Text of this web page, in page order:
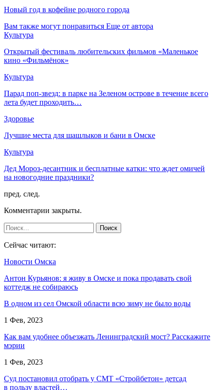
Новый год в кофейне родного города
Вам также могут понравиться Еще от автора
Культура
Открытый фестиваль любительских фильмов «Маленькое
кино «Фильмёнок»
Культура
Парад поп-звезд: в парке на Зеленом острове в течение всего
лета будет проходить…
Здоровье
Лучшие места для шашлыков и бани в Омске
Культура
Дед Мороз-десантник и бесплатные катки: что ждет омичей
на новогодние праздники?
пред. след.
Комментарии закрыты.
Сейчас читают:
Новости Омска
Антон Курьянов: я живу в Омске и пока продавать свой
коттедж не собираюсь
В одном из сел Омской области всю зиму не было воды
1 Фев, 2023
Как вам удобнее объезжать Ленинградский мост? Расскажите
мэрии
1 Фев, 2023
Суд постановил отобрать у СМТ «Стройбетон» детсад
в пользу властей…